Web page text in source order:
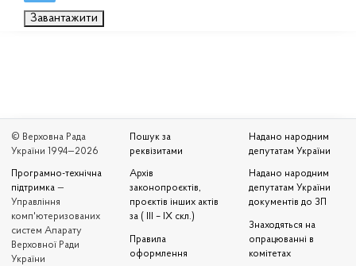
Завантажити
© Верховна Рада
України 1994—2026
Програмно-технічна
підтримка —
Управління
комп'ютеризованих
систем Апарату
Верховної Ради
України
Пошук за
реквізитами
Архів
законопроєктів,
проєктів інших актів
за ( III – IX скл.)
Правила
оформлення
Надано народним
депутатам України
Надано народним
депутатам України
документів до ЗП
Знаходяться на
опрацюванні в
комітетах